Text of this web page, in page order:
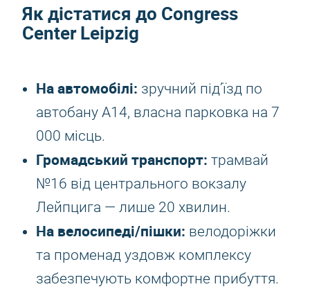
Як дістатися до Congress
Center Leipzig
На автомобілі: зручний під’їзд по
автобану A14, власна парковка на 7
000 місць.
Громадський транспорт: трамвай
№16 від центрального вокзалу
Лейпцига — лише 20 хвилин.
На велосипеді/пішки: велодоріжки
та променад уздовж комплексу
забезпечують комфортне прибуття.